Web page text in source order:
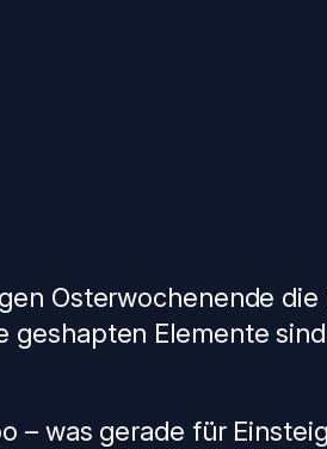
Osterwochenende die
geshapten Elemente
– was gerade für